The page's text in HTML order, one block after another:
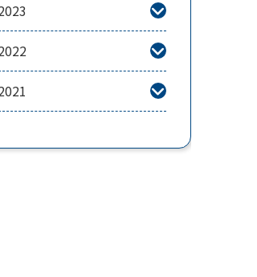


